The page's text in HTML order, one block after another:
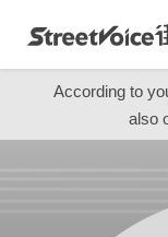
According to
also